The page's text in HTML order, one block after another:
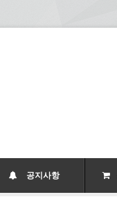
공지사항